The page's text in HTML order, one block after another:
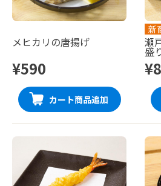
メヒカリの唐揚げ
¥590
カート商品追加
新
瀬
盛